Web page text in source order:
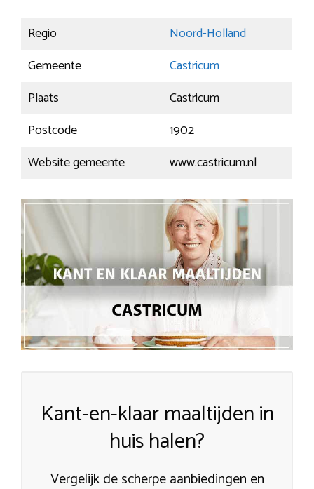
Regio
Noord-Holland
Gemeente
Castricum
Plaats
Castricum
Postcode
1902
Website gemeente
www.castricum.nl
Kant-en-klaar maaltijden in
huis halen?
Vergelijk de scherpe aanbiedingen en